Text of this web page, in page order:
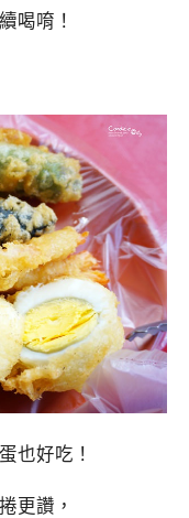
喝唷！
也好吃！
更讚，